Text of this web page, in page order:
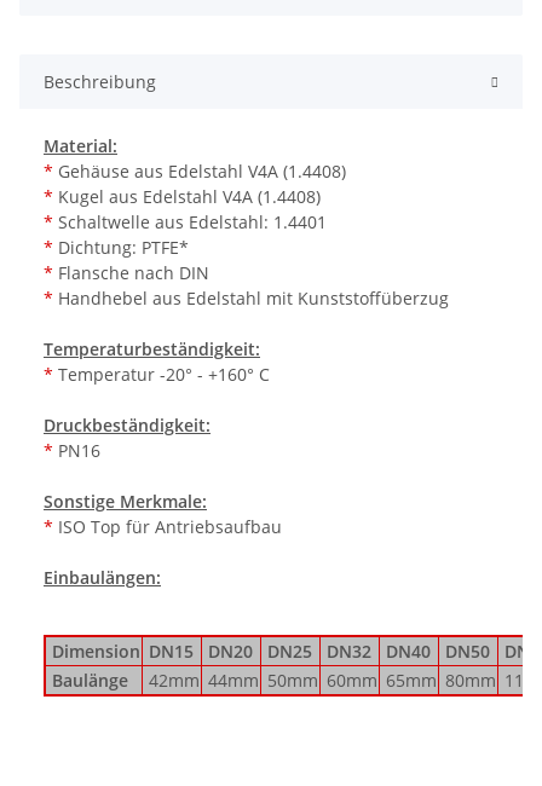
Beschreibung
Material:
* Gehäuse aus Edelstahl V4A (1.4408)
* Kugel aus Edelstahl V4A (1.4408)
* Schaltwelle aus Edelstahl: 1.4401
* Dichtung: PTFE*
* Flansche nach DIN
* Handhebel aus Edelstahl mit Kunststoffüberzug
Temperaturbeständigkeit:
* Temperatur -20° - +160° C
Druckbeständigkeit:
* PN16
Sonstige Merkmale:
* ISO Top für Antriebsaufbau
Einbaulängen:
Dimension DN15 DN20 DN25 DN32 DN40 DN50
Baulänge
42mm 44mm 50mm 60mm 65mm 80mm